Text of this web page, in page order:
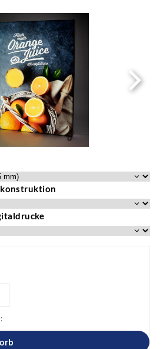
LED Hinterleuchtung
Hinterleuchtung